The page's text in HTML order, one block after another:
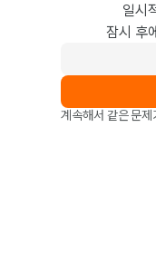
일시
잠시 후
계속해서 같은 문제